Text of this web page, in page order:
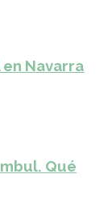
en Navarra
Qué